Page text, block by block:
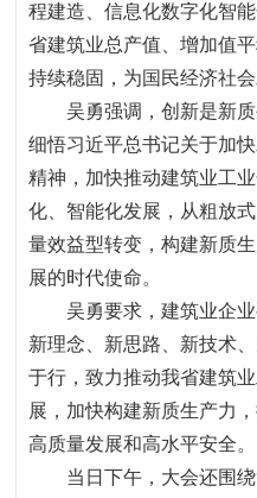
程建造、信息化数字化智
省建筑业总产值、增加值
持续稳固 ， 为国民经济社
吴勇强调 ，创新是新
细悟习近平总书记关于加
精神 ， 加快推动建筑业工
化、智能化发展 ， 从粗放
量效益型转变 ，构建新质
展的时代使命。
吴勇要求 ，建筑业企
新理念、新思路、新技术
于行 ，致力推动我省建筑
展 ， 加快构建新质生产力 ，
高质量发展和高水平安全。
当日下午 ， 大会还围绕